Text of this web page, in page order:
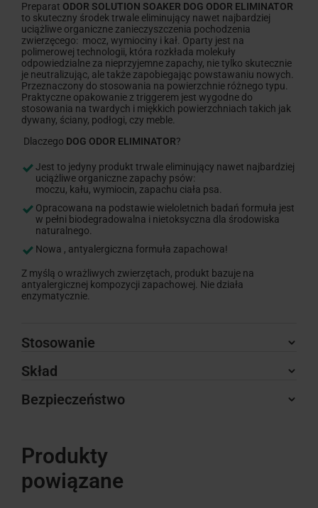
Preparat ODOR SOLUTION SOAKER DOG ODOR ELIMINATOR
to skuteczny środek trwale eliminujący nawet najbardziej
uciążliwe organiczne zanieczyszczenia pochodzenia
zwierzęcego: mocz, wymiociny i kał. Oparty jest na
polimerowej technologii, która rozkłada molekuły
odpowiedzialne za nieprzyjemne zapachy, nie tylko skutecznie
je neutralizując, ale także zapobiegając powstawaniu nowych.
Przeznaczony do stosowania na powierzchnie różnego typu.
Praktyczne opakowanie z triggerem jest wygodne do
stosowania na twardych i miękkich powierzchniach takich jak
dywany, ściany, podłogi, czy meble.
Dlaczego DOG ODOR ELIMINATOR?
Jest to jedyny produkt trwale eliminujący nawet najbardziej
uciążliwe organiczne zapachy psów:
moczu, kału, wymiocin, zapachu ciała psa.
Opracowana na podstawie wieloletnich badań formuła jest
w pełni biodegradowalna i nietoksyczna dla środowiska
naturalnego.
Nowa , antyalergiczna formuła zapachowa!
Z myślą o wrażliwych zwierzętach, produkt bazuje na
antyalergicznej kompozycji zapachowej. Nie działa
enzymatycznie.
Stosowanie
Skład
Bezpieczeństwo
Produkty
powiązane